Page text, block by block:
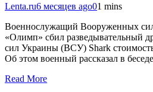
Lenta.ru6 месяцев ago01 mins
Военнослужащий Вооруженных
«Олимп» сбил разведывательный
сил Украины (ВСУ) Shark
Об этом военный рассказал в
Read More